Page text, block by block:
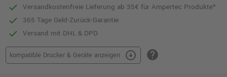
Versandkostenfreie Lieferung ab 35€ für Ampertec Produkte*
365 Tage Geld-Zurück-Garantie
Versand mit DHL & DPD
kompatible Drucker & Geräte anzeigen arrow_circle_down help